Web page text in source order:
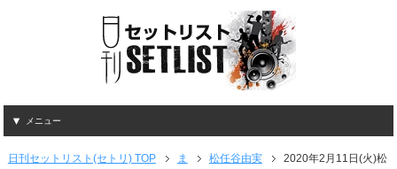
メニュー
日刊セットリスト(セトリ) TOP ま 松任谷由実
2020年2月11日(火)松